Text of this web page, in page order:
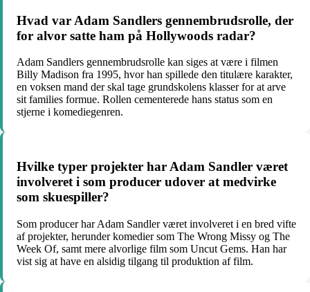
Hvad var Adam Sandlers gennembrudsrolle, der
for alvor satte ham på Hollywoods radar?
Adam Sandlers gennembrudsrolle kan siges at være i filmen
Billy Madison fra 1995, hvor han spillede den titulære karakter,
en voksen mand der skal tage grundskolens klasser for at arve
sit families formue. Rollen cementerede hans status som en
stjerne i komediegenren.
Hvilke typer projekter har Adam Sandler været
involveret i som producer udover at medvirke
som skuespiller?
Som producer har Adam Sandler været involveret i en bred vifte
af projekter, herunder komedier som The Wrong Missy og The
Week Of, samt mere alvorlige film som Uncut Gems. Han har
vist sig at have en alsidig tilgang til produktion af film.